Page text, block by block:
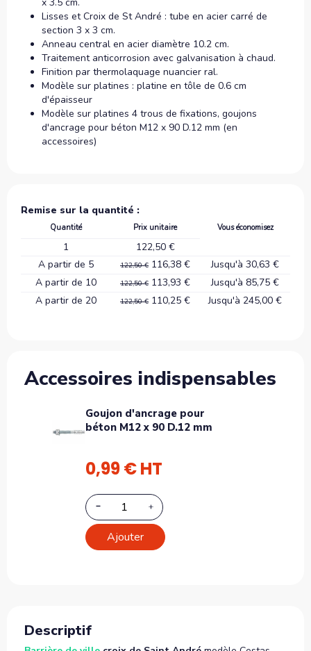
Lisses et Croix de St André : tube en acier carré de
section 3 x 3 cm.
Anneau central en acier diamètre 10.2 cm.
Traitement anticorrosion avec galvanisation à chaud.
Finition par thermolaquage nuancier ral.
Modèle sur platines : platine en tôle de 0.6 cm
d'épaisseur
Modèle sur platines 4 trous de fixations, goujons
d'ancrage pour béton M12 x 90 D.12 mm (en
accessoires)
Remise sur la quantité :
Quantité Prix unitaire Vous économisez
1
122,50 €
A partir de 5
122,50 € 116,38 €
Jusqu'à 30,63 €
A partir de 10
122,50 € 113,93 €
Jusqu'à 85,75 €
A partir de 20
122,50 € 110,25 € Jusqu'à 245,00 €
Accessoires indispensables
Goujon d'ancrage pour
béton M12 x 90 D.12 mm
0,99 € HT
Ajouter
Descriptif